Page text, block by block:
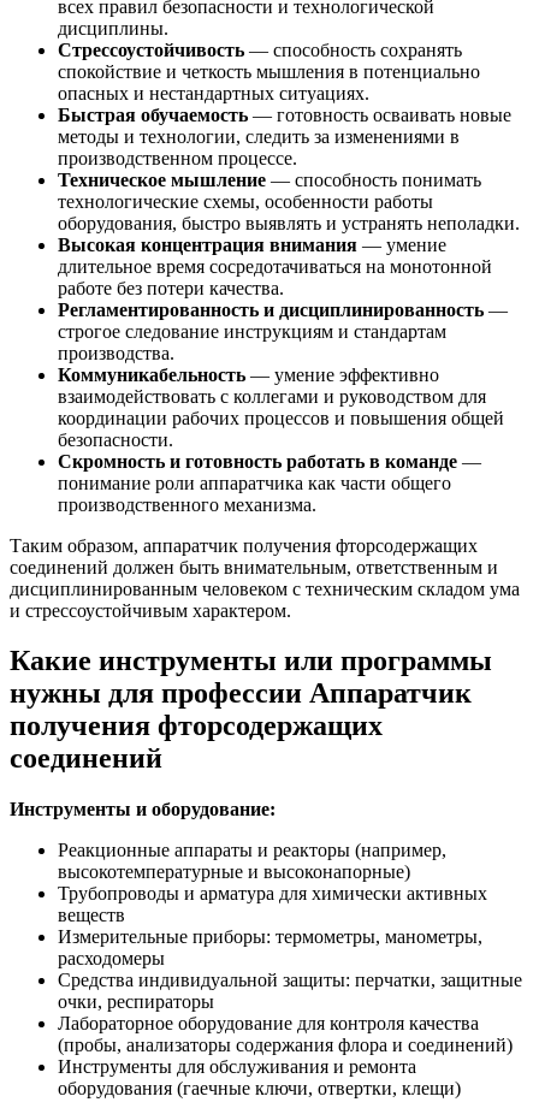
всех правил безопасности и технологической
дисциплины.
Стрессоустойчивость — способность сохранять
спокойствие и четкость мышления в потенциально
опасных и нестандартных ситуациях.
Быстрая обучаемость — готовность осваивать новые
методы и технологии, следить за изменениями в
производственном процессе.
Техническое мышление — способность понимать
технологические схемы, особенности работы
оборудования, быстро выявлять и устранять неполадки.
Высокая концентрация внимания — умение
длительное время сосредотачиваться на монотонной
работе без потери качества.
Регламентированность и дисциплинированность —
строгое следование инструкциям и стандартам
производства.
Коммуникабельность — умение эффективно
взаимодействовать с коллегами и руководством для
координации рабочих процессов и повышения общей
безопасности.
Скромность и готовность работать в команде —
понимание роли аппаратчика как части общего
производственного механизма.
Таким образом, аппаратчик получения фторсодержащих
соединений должен быть внимательным, ответственным и
дисциплинированным человеком с техническим складом ума
и стрессоустойчивым характером.
Какие инструменты или программы
нужны для профессии Аппаратчик
получения фторсодержащих
соединений
Инструменты и оборудование:
Реакционные аппараты и реакторы (например,
высокотемпературные и высоконапорные)
Трубопроводы и арматура для химически активных
веществ
Измерительные приборы: термометры, манометры,
расходомеры
Средства индивидуальной защиты: перчатки, защитные
очки, респираторы
Лабораторное оборудование для контроля качества
(пробы, анализаторы содержания флора и соединений)
Инструменты для обслуживания и ремонта
оборудования (гаечные ключи, отвертки, клещи)